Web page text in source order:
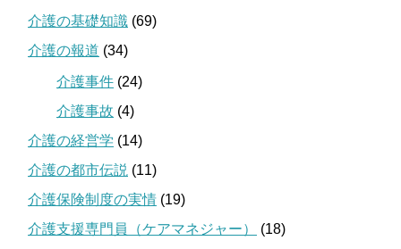
介護の基礎知識 (69)
介護の報道 (34)
介護事件 (24)
介護事故 (4)
介護の経営学 (14)
介護の都市伝説 (11)
介護保険制度の実情 (19)
介護支援専門員（ケアマネジャー）
(18)